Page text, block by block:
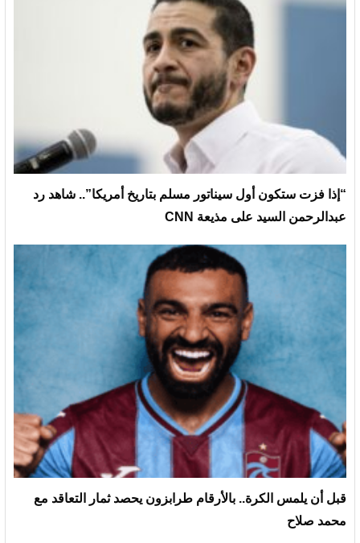
“إذا فزت ستكون أول سيناتور مسلم بتاريخ أمريكا”.. شاهد رد
عبدالرحمن السيد على مذيعة CNN
قبل أن يلمس الكرة.. بالأرقام طرابزون يحصد ثمار التعاقد مع
محمد صلاح